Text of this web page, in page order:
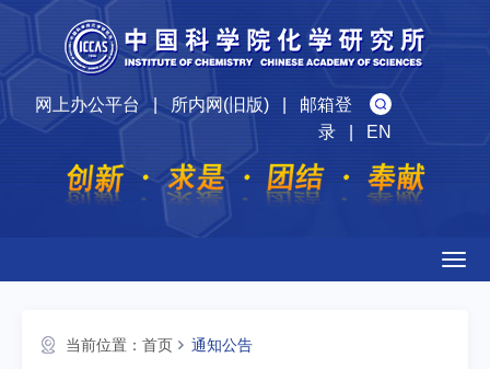
网上办公平台|所内网(旧版)| 邮箱登
录| EN
当前位置： 首页 通知公告